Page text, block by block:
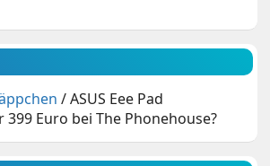
/ASUS Eee Pad
Euro bei The Phonehouse?